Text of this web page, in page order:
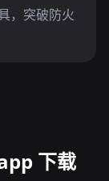
，突破防火
下载